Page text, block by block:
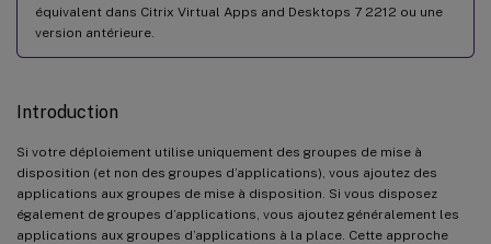
équivalent dans Citrix Virtual Apps and Desktops 7 2212 ou une
version antérieure.
Introduction
Si votre déploiement utilise uniquement des groupes de mise à
disposition (et non des groupes d’applications), vous ajoutez des
applications aux groupes de mise à disposition. Si vous disposez
également de groupes d’applications, vous ajoutez généralement les
applications aux groupes d’applications à la place. Cette approche